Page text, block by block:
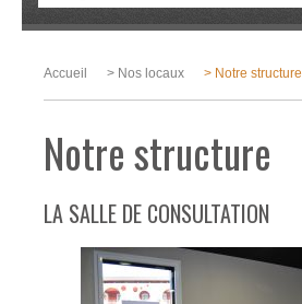
Accueil > Nos locaux > Notre structure
Notre structure
LA SALLE DE CONSULTATION